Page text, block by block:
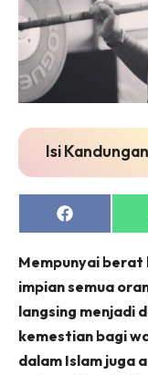
Isi Kandungan
Share
on
Mempunyai berat
impian semua
langsing menjadi
kemestian bagi
dalam Islam juga